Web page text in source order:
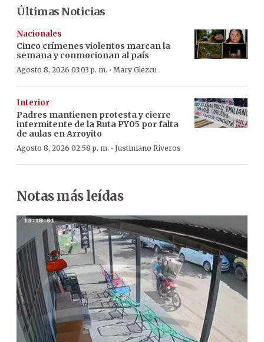
Últimas Noticias
Nacionales
Cinco crímenes violentos marcan la
semana y conmocionan al país
Agosto 8, 2026 03:03 p. m. · Mary Glezcu
Interior
Padres mantienen protesta y cierre
intermitente de la Ruta PY05 por falta
de aulas en Arroyito
Agosto 8, 2026 02:58 p. m. · Justiniano Riveros
Notas más leídas